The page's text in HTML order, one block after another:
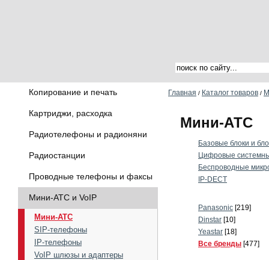
Копирование и печать
Картриджи, расходка
Радиотелефоны и радионяни
Радиостанции
Проводные телефоны и факсы
Мини-АТС и VoIP
Мини-АТС
SIP-телефоны
IP-телефоны
VoIP шлюзы и адаптеры
Главная / Каталог товаров /
Мини-АТС
Базовые блоки и
Цифровые
Беспроводные
IP-DECT
Panasonic [219]
Dinstar [10]
Yeastar [18]
Все бренды [477]